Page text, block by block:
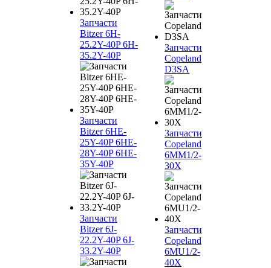
Запчасти
Bitzer 6H-
25.2Y-40P 6H-
35.2Y-40P
Запчасти
Bitzer 6HE-
25Y-40P 6HE-
28Y-40P 6HE-
35Y-40P
Запчасти
Bitzer 6J-
22.2Y-40P 6J-
33.2Y-40P
Запчасти
Copeland
D3SA
Запчасти
Copeland
6MM1/2-
30X
Запчасти
Copeland
6MU1/2-
40X